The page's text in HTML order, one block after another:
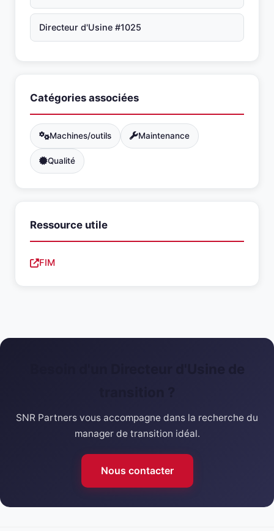
Directeur d'Usine #1025
Catégories associées
Machines/outils Maintenance
Qualité
Ressource utile
FIM
SNR Partners vous accompagne dans la recherche du
manager de transition idéal.
Nous contacter